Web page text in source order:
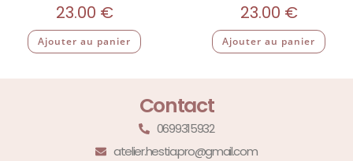
23.00 €
Ajouter au panier
23.00 €
Ajouter au panier
Contact
0699315932
atelier.hestia.pro@gmail.com